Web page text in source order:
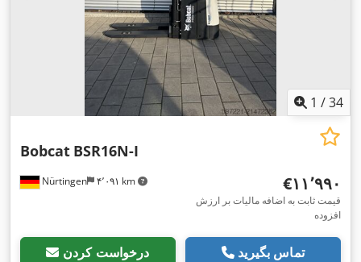
1 /34
Nürtingen ۴٬۰۹۱ km
Bobcat BSR16N-I
‎€۱۱٬۹۹۰
قیمت ثابت به اضافه مالیات بر ارزش
افزوده
درخواست کردن تماس بگیرید